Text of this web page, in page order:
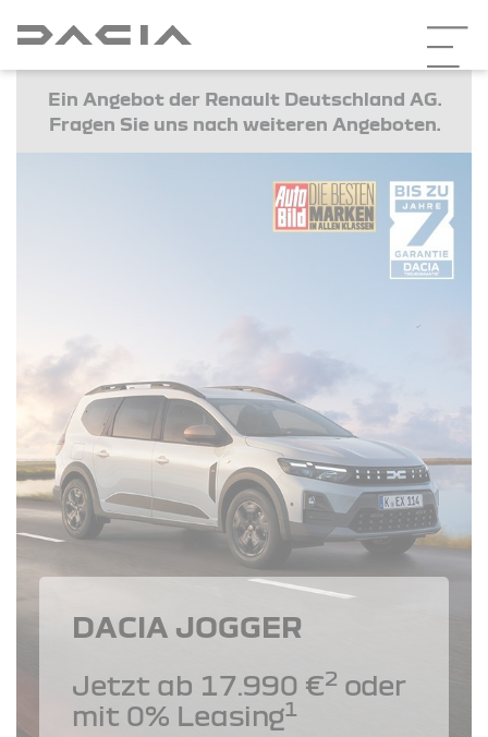
Ein Angebot der Renault Deutschland AG.
Fragen Sie uns nach weiteren Angeboten.
DACIA JOGGER
Jetzt ab 17.990 €2 oder
mit 0% Leasing1